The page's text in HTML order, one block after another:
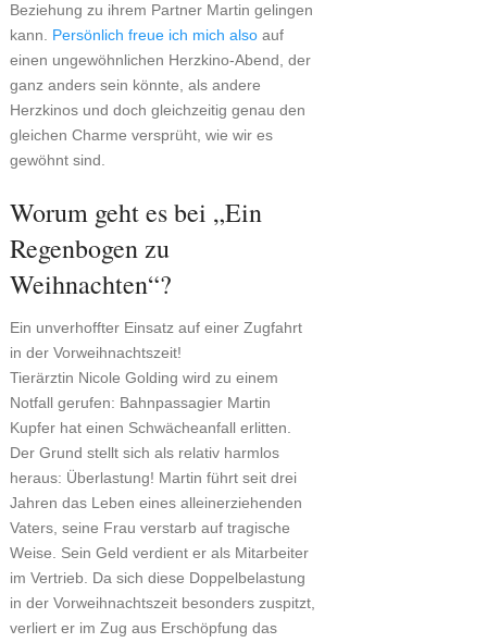
Beziehung zu ihrem Partner Martin gelingen
kann. Persönlich freue ich mich alsoauf
einen ungewöhnlichen Herzkino-Abend, der
ganz anders sein könnte, als andere
Herzkinos und doch gleichzeitig genau den
gleichen Charme versprüht, wie wir es
gewöhnt sind.
Worum geht es bei „Ein
Regenbogen zu
Weihnachten“?
Ein unverhoffter Einsatz auf einer Zugfahrt
in der Vorweihnachtszeit!
Tierärztin Nicole Golding wird zu einem
Notfall gerufen: Bahnpassagier Martin
Kupfer hat einen Schwächeanfall erlitten.
Der Grund stellt sich als relativ harmlos
heraus: Überlastung! Martin führt seit drei
Jahren das Leben eines alleinerziehenden
Vaters, seine Frau verstarb auf tragische
Weise. Sein Geld verdient er als Mitarbeiter
im Vertrieb. Da sich diese Doppelbelastung
in der Vorweihnachtszeit besonders zuspitzt,
verliert er im Zug aus Erschöpfung das